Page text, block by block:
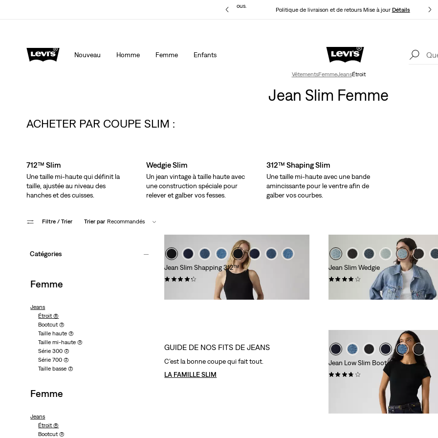
Politique de livraison et de retours Mise à jour Détails
Levi's App. Le meilleur de Levi’s®, sur mesure, spécialement pour vous.
Nouveau Homme Femme Enfants
Levi's App. Le meilleur de Levi’s®, sur mesure, spécialement pour vous.
Détails
VêtementsFemmeJeansÉtroit
Jean Slim Femme
ACHETER PAR COUPE SLIM :
712™ Slim
Une taille mi-haute qui définit la
taille, ajustée au niveau des
hanches et des cuisses.
Wedgie Slim
Un jean vintage à taille haute avec
une construction spéciale pour
relever et galber vos fesses.
312™ Shaping Slim
Une taille mi-haute avec une bande
amincissante pour le ventre afin de
galber vos courbes.
Filtre / Trier Trier par Recommandés
Catégories
Femme
Jeans
Étroit(8)
Bootcut(3)
Taille haute (3)
Taille mi-haute (3)
Série 300 (2)
Série 700 (2)
Taille basse (2)
Femme
Jeans
Étroit(8)
Bootcut(3)
Jean Slim Shapping 312™
Jean Slim Wedgie
(174)
Jean Low Slim Boot
GUIDE DE NOS FITS DE JEANS
C’est la bonne coupe qui fait tout.
LA FAMILLE SLIM